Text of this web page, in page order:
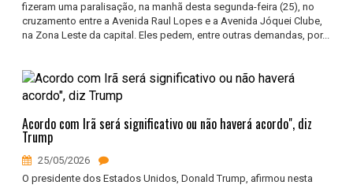
fizeram uma paralisação, na manhã desta segunda-feira (25), no
cruzamento entre a Avenida Raul Lopes e a Avenida Jóquei Clube,
na Zona Leste da capital. Eles pedem, entre outras demandas, por...
Acordo com Irã será significativo ou não haverá acordo", diz
Trump
25/05/2026
O presidente dos Estados Unidos, Donald Trump, afirmou nesta